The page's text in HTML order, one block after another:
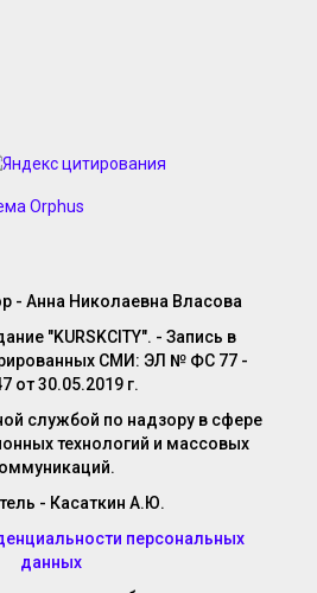
- Анна Николаевна Власова
"KURSKCITY". - Запись в
СМИ: ЭЛ № ФС 77 -
от 30.05.2019 г.
службой по надзору в сфере
технологий и массовых
- Касаткин А.Ю.
персональных
данных